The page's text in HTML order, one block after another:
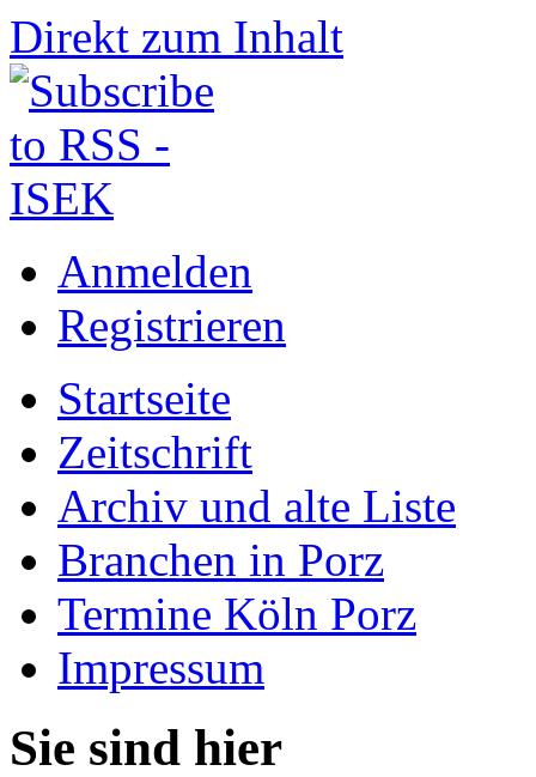
Direkt zum Inhalt
Anmelden
Registrieren
Startseite
Zeitschrift
Archiv und alte Liste
Branchen in Porz
Termine Köln Porz
Impressum
Sie sind hier